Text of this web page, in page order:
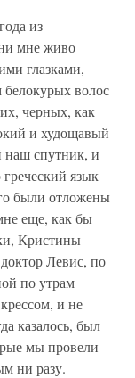
из
мне живо
глазками,
волос
черных, как
и худощавый
наш спутник, и
язык
были отложены
еще, как бы
Кристины
Левис, по
по утрам
и не
казалось, был
мы провели
ни разу.